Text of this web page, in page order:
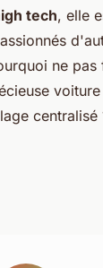
tech, elle
ne pas
centralisé